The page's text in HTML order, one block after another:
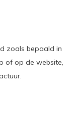
zoals bepaald in
of op de website,